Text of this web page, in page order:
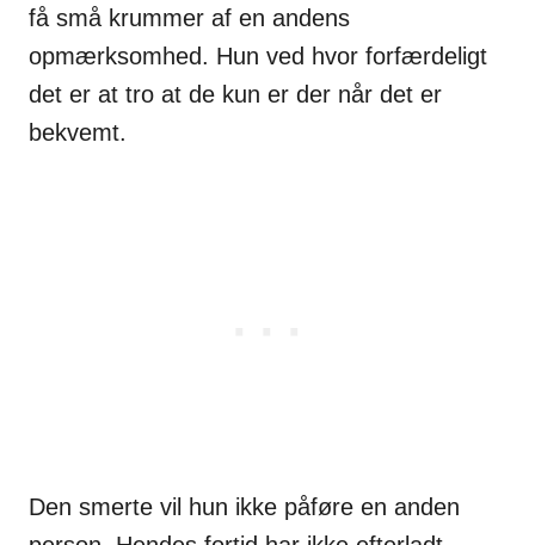
få små krummer af en andens
opmærksomhed. Hun ved hvor forfærdeligt
det er at tro at de kun er der når det er
bekvemt.
Den smerte vil hun ikke påføre en anden